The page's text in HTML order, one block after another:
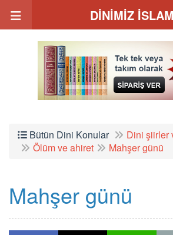
DİNİMİZ İSLAM
Bütün Dini Konular
Dini şiirler
Ölüm ve ahiret
Mahşer günü
Mahşer günü